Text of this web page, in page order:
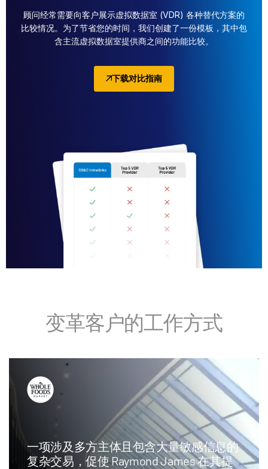
顾问经常需要向客户展示虚拟数据室 (VDR) 各种替代方案的
比较情况。为了节省您的时间，我们创建了一份模板，其中包
含主流虚拟数据室提供商之间的功能比较。
下载对比指南
变革客户的工作方式
一项涉及多方主体且包含大量敏感信息的
复杂交易，促使 Raymond James 在其提